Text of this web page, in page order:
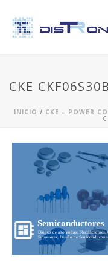
CKE
INICIO / CKE – POWER
Semiconductores
Diodos de alto voltaje, Rectificadores,
Supresores, Diseño de